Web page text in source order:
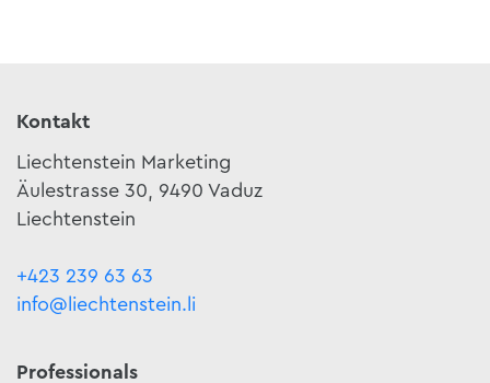
Kontakt
Liechtenstein Marketing
Äulestrasse 30, 9490 Vaduz
Liechtenstein
+423 239 63 63
info@liechtenstein.li
Professionals